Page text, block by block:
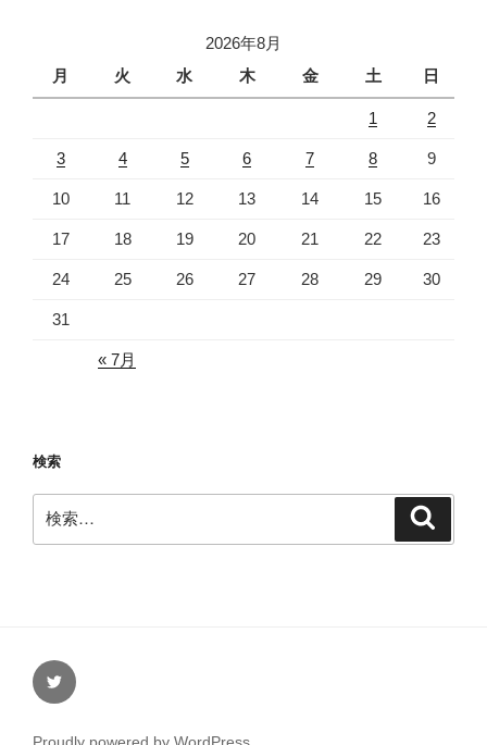
2026年8月
月
火 水 木 金 土 日
1 2
3 4 5 6 7 8 9
10 11 12 13 14 15 16
17 18 19 20 21 22 23
24 25 26 27 28 29 30
31
« 7月
検索
索:
Twitter
Proudly powered by WordPress